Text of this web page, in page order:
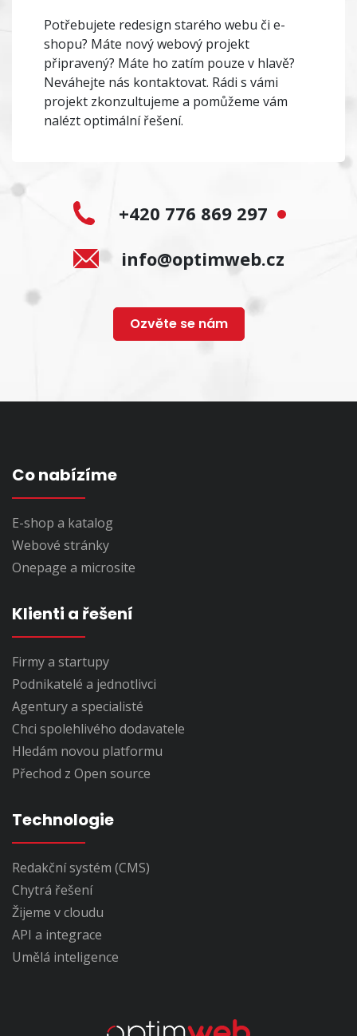
Potřebujete redesign starého webu či e-
shopu? Máte nový webový projekt
připravený? Máte ho zatím pouze v hlavě?
Neváhejte nás kontaktovat. Rádi s vámi
projekt zkonzultujeme a pomůžeme vám
nalézt optimální řešení.
+420 776 869 297
info@optimweb.cz
Ozvěte se nám
Co nabízíme
E-shop a katalog
Webové stránky
Onepage a microsite
Klienti a řešení
Firmy a startupy
Podnikatelé a jednotlivci
Agentury a specialisté
Chci spolehlivého dodavatele
Hledám novou platformu
Přechod z Open source
Technologie
Redakční systém (CMS)
Chytrá řešení
Žijeme v cloudu
API a integrace
Umělá inteligence